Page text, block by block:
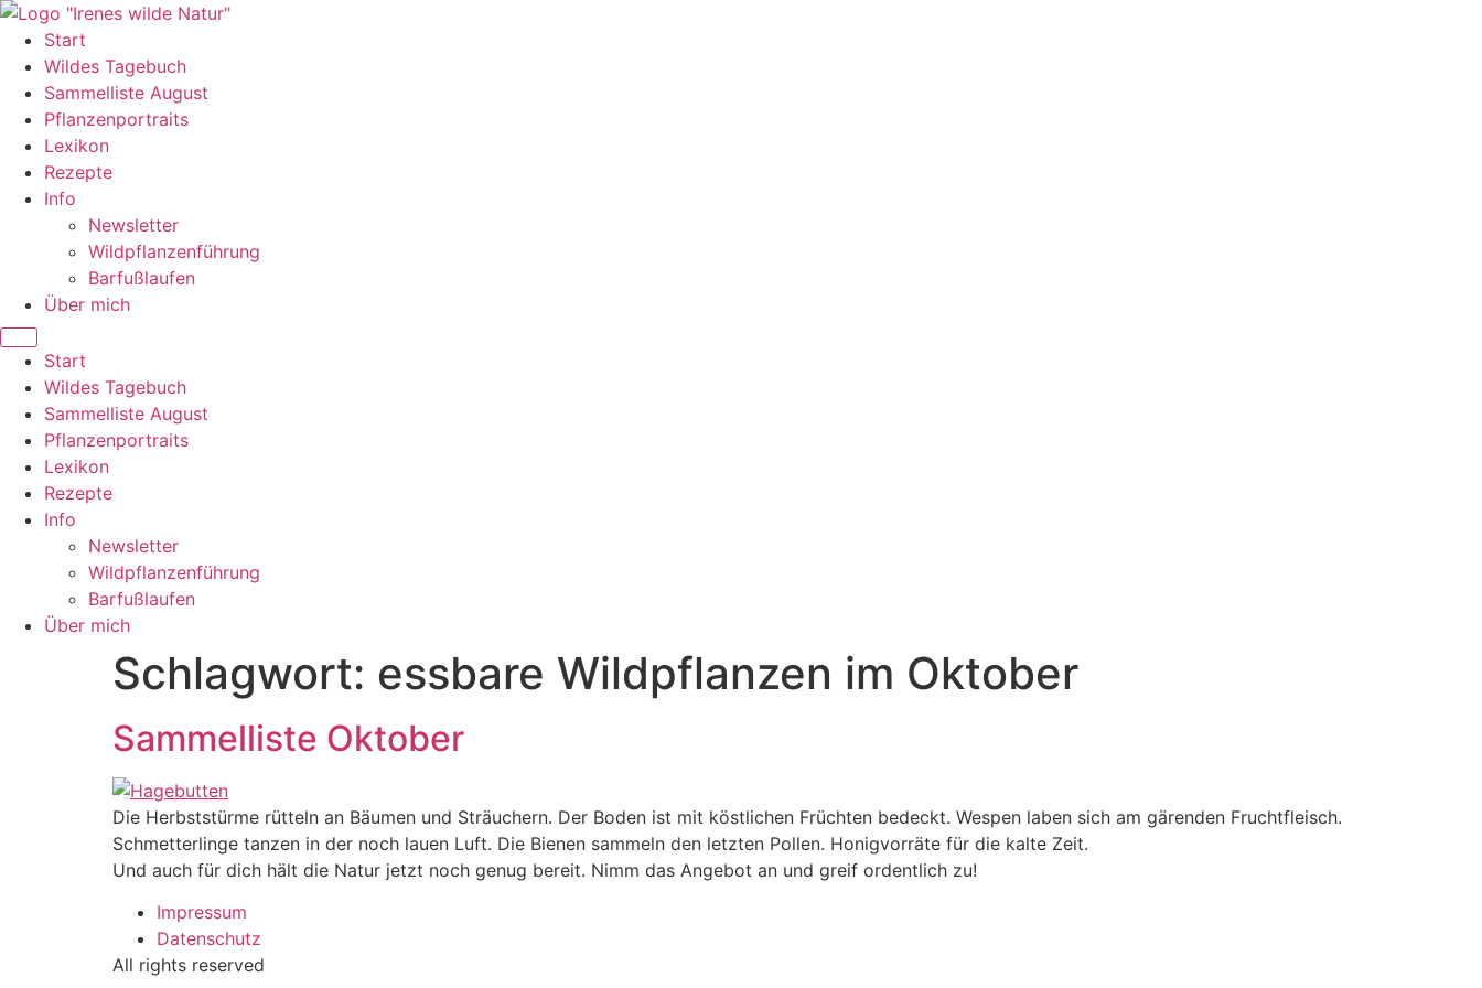
Zum
Inhalt
wechseln
Start
Wildes Tagebuch
Sammelliste August
Pflanzenportraits
Lexikon
Rezepte
Info
Newsletter
Wildpflanzenführung
Barfußlaufen
Über mich
Start
Wildes Tagebuch
Sammelliste August
Pflanzenportraits
Lexikon
Rezepte
Info
Newsletter
Wildpflanzenführung
Barfußlaufen
Über mich
Schlagwort: essbare Wildpflanzen im Oktober
Sammelliste Oktober
Die Herbststürme rütteln an Bäumen und Sträuchern. Der Boden ist mit köstlichen Früchten bedeckt. Wespen laben sich am gärenden Fruchtfleisch.
Schmetterlinge tanzen in der noch lauen Luft. Die Bienen sammeln den letzten Pollen. Honigvorräte für die kalte Zeit.
Und auch für dich hält die Natur jetzt noch genug bereit. Nimm das Angebot an und greif ordentlich zu!
Impressum
Datenschutz
All rights reserved